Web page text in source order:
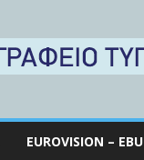
EUROVISION – EBU